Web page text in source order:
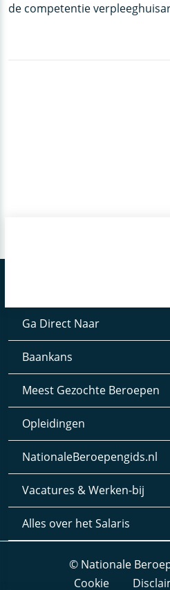
de competentie
Ga Direct Naar
Baankans
Meest Gezochte Beroepen
Opleidingen
NationaleBeroepengids.nl
Vacatures & Werken-bij
Alles over het Salaris
© Nationale
Cookie